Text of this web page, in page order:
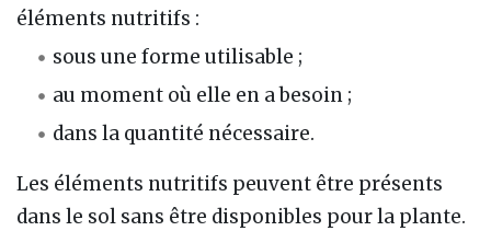
éléments nutritifs :
sous une forme utilisable ;
au moment où elle en a besoin ;
dans la quantité nécessaire.
Les éléments nutritifs peuvent être présents
dans le sol sans être disponibles pour la plante.